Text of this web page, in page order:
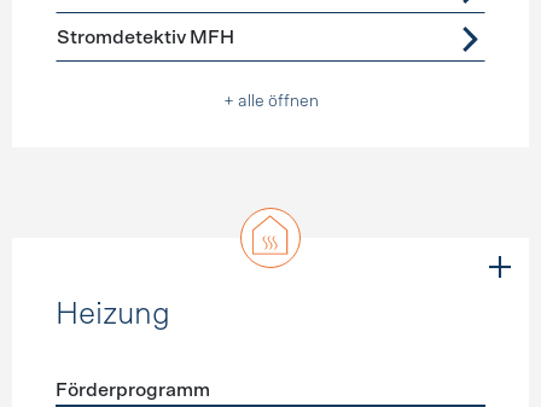
Stromdetektiv MFH
+ alle öffnen
Heizung
Förderprogramm